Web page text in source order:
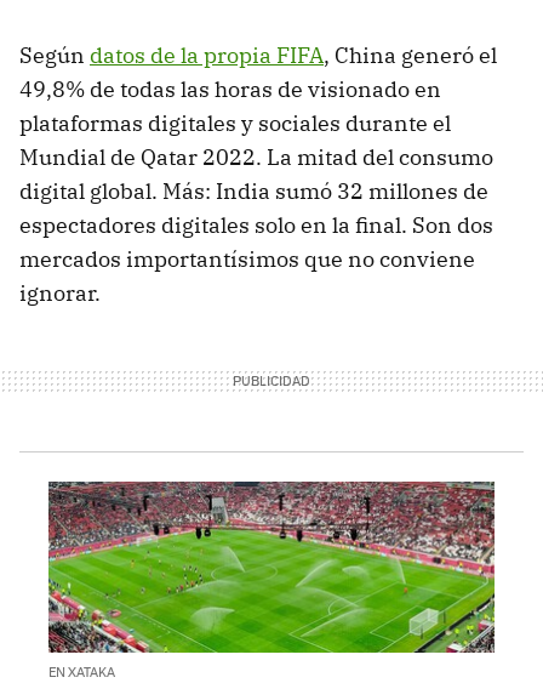
Según datos de la propia FIFA, China generó el
49,8% de todas las horas de visionado en
plataformas digitales y sociales durante el
Mundial de Qatar 2022. La mitad del consumo
digital global. Más: India sumó 32 millones de
espectadores digitales solo en la final. Son dos
mercados importantísimos que no conviene
ignorar.
EN XATAKA